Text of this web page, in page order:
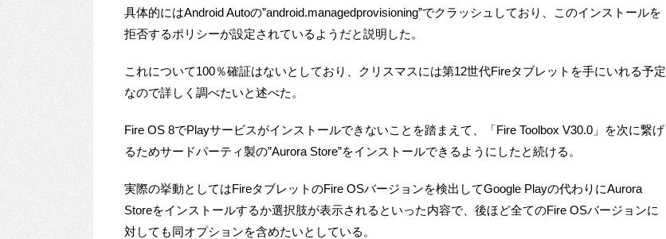
具体的にはAndroid Autoの”android.managedprovisioning”でクラッシュしており、このインストールを
拒否するポリシーが設定されているようだと説明した。
これについて100％確証はないとしており、クリスマスには第12世代Fireタブレットを手にいれる予定
なので詳しく調べたいと述べた。
Fire OS 8でPlayサービスがインストールできないことを踏まえて、「Fire Toolbox V30.0」を次に繋げ
るためサードパーティ製の”Aurora Store”をインストールできるようにしたと続ける。
実際の挙動としてはFireタブレットのFire OSバージョンを検出してGoogle Playの代わりにAurora
Storeをインストールするか選択肢が表示されるといった内容で、後ほど全てのFire OSバージョンに
対しても同オプションを含めたいとしている。